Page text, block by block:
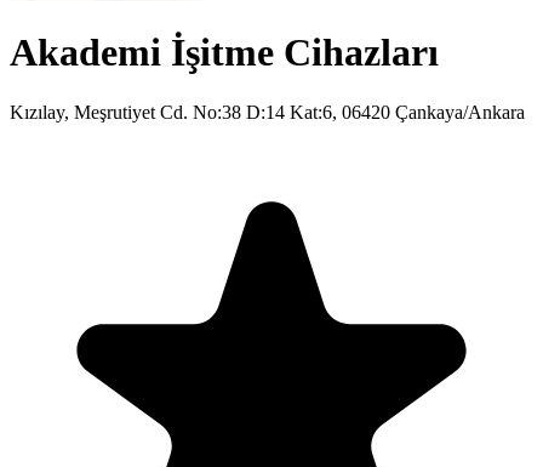
Akademi İşitme Cihazları
Kızılay, Meşrutiyet Cd. No:38 D:14 Kat:6, 06420 Çankaya/Ankara